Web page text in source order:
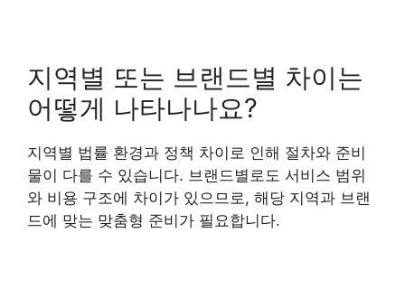
지역별 또는 브랜드별 차이는
어떻게 나타나나요?
지역별 법률 환경과 정책 차이로 인해 절차와 준비
물이 다를 수 있습니다. 브랜드별로도 서비스 범위
와 비용 구조에 차이가 있으므로, 해당 지역과 브랜
드에 맞는 맞춤형 준비가 필요합니다.